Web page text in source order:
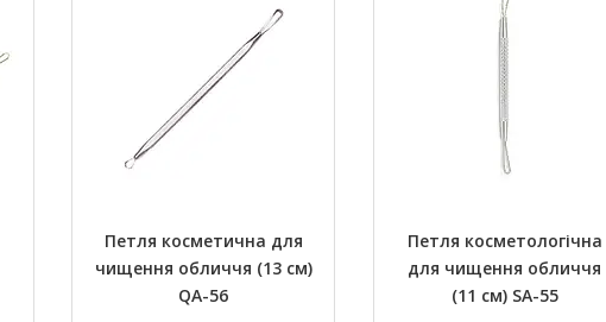
Петля косметична для
чищення обличчя (13 см)
QA-56
Петля косметологічна
для чищення обличчя
(11 см) SА-55